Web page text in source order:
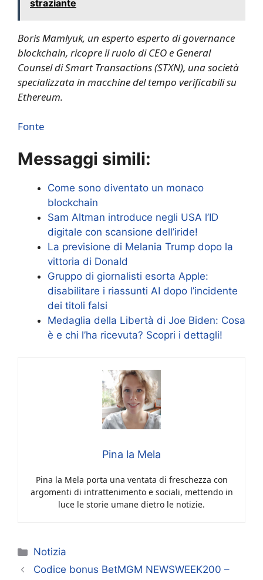
straziante
Boris Mamlyuk, un esperto esperto di governance
blockchain, ricopre il ruolo di CEO e General
Counsel di Smart Transactions (STXN), una società
specializzata in macchine del tempo verificabili su
Ethereum.
Fonte
Messaggi simili:
Come sono diventato un monaco
blockchain
Sam Altman introduce negli USA l’ID
digitale con scansione dell’iride!
La previsione di Melania Trump dopo la
vittoria di Donald
Gruppo di giornalisti esorta Apple:
disabilitare i riassunti AI dopo l’incidente
dei titoli falsi
Medaglia della Libertà di Joe Biden: Cosa
è e chi l’ha ricevuta? Scopri i dettagli!
Pina la Mela
Pina la Mela porta una ventata di freschezza con
argomenti di intrattenimento e sociali, mettendo in
luce le storie umane dietro le notizie.
Categorie
Notizia
Codice bonus BetMGM NEWSWEEK200 –